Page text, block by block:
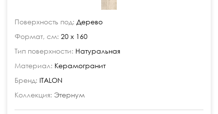
Поверхность под: Дерево
Формат, см: 20 x 160
Тип поверхности: Натуральная
Материал: Керамогранит
Бренд: ITALON
Коллекция: Этернум